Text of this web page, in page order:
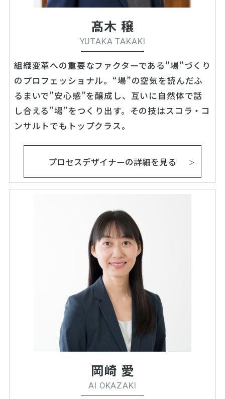
髙木 穣
YUTAKA TAKAKI
組織変革への重要なファクターである”場”づくり
のプロフェッショナル。“場”の空気を読んだふ
るまいで”安心感”を醸成し、互いに自然体で話
し合える”場”をつくり出す。その技はスコラ・コ
ンサルトでもトップクラス。
プロセスデザイナーの詳細を見る
岡崎 愛
AI OKAZAKI